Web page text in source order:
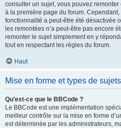
consulter un sujet, vous pouvez
à la première page du forum.
fonctionnalité a peut-être été désactivée
les remontées n’a peut-être pas encore
remonter le sujet simplement en y
tout en respectant les règles du forum.
Haut
Mise en forme et types de sujets
Qu’est-ce que le BBCode ?
Le BBCode est une implémentation
meilleur contrôle sur la mise en forme
est déterminée par les administrateurs,